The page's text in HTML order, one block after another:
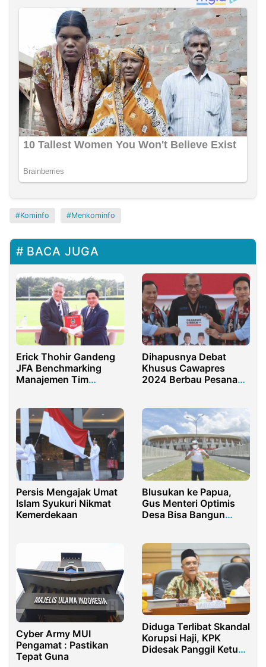
Kominfo Menkominfo
BACA JUGA
Erick Thohir Gandeng
JFA Benchmarking
Manajemen Tim
Dihapusnya Debat
Khusus Cawapres
2024 Berbau Pesanan
Persis Mengajak Umat
Islam Syukuri Nikmat
Kemerdekaan
Blusukan ke Papua,
Gus Menteri Optimis
Desa Bisa Bangun
Cyber Army MUI
Pengamat : Pastikan
Tepat Guna
Diduga Terlibat Skandal
Korupsi Haji, KPK
Didesak Panggil Ketua